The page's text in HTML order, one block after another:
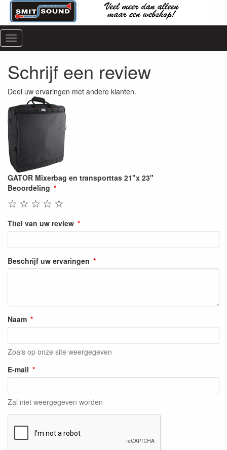
Menu
Schrijf een review
Deel uw ervaringen met andere klanten.
GATOR Mixerbag en transporttas 21"x 23"
Beoordeling
☆
☆
☆
☆
☆
Titel van uw review
Beschrijf uw ervaringen
Naam
Zoals op onze site weergegeven
E-mail
Zal niet weergegeven worden